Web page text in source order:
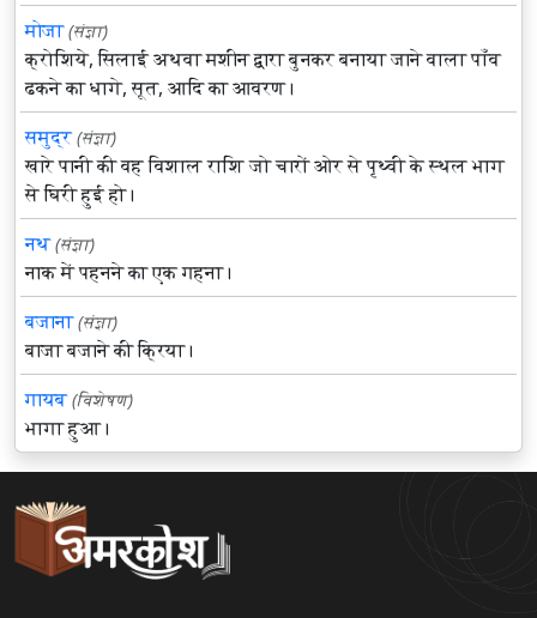
मोजा (संज्ञा)
क्रोशिये, सिलाई अथवा मशीन द्वारा बुनकर बनाया जाने वाला पाँव
ढकने का धागे, सूत, आदि का आवरण।
समुद्र (संज्ञा)
खारे पानी की वह विशाल राशि जो चारों ओर से पृथ्वी के स्थल भाग
से घिरी हुई हो।
नथ (संज्ञा)
नाक में पहनने का एक गहना।
बजाना (संज्ञा)
बाजा बजाने की क्रिया।
गायब (विशेषण)
भागा हुआ।